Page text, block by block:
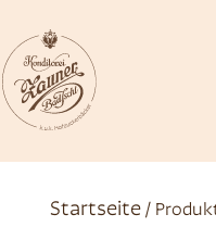
Startseite/